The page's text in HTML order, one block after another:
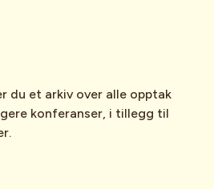
du et arkiv over alle opptak
konferanser, i tillegg til